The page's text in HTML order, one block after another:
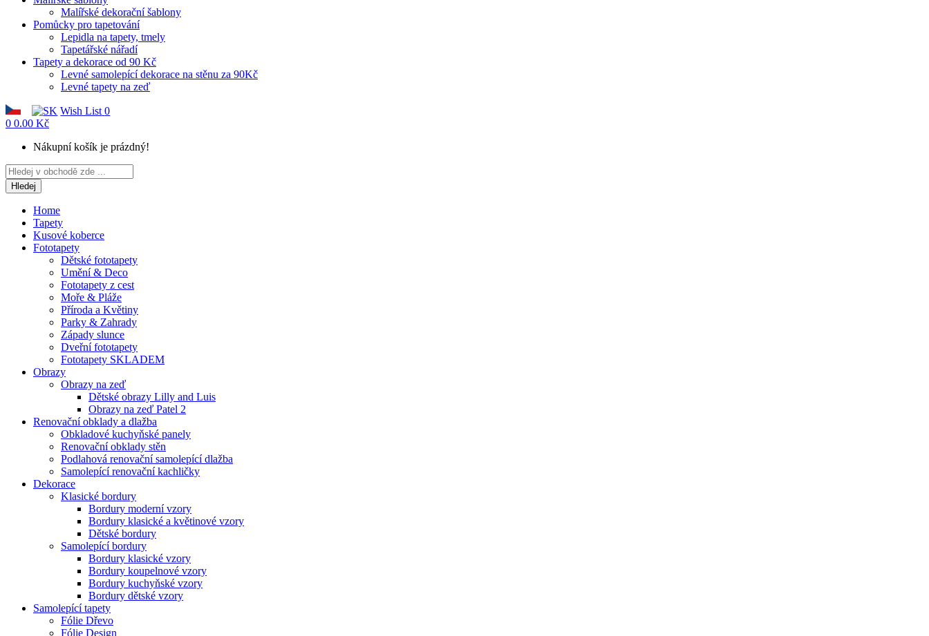
Malířské dekorační šablony
Pomůcky pro tapetování
Lepidla na tapety, tmely
Tapetářské nářadí
Tapety a dekorace od 90 Kč
Levné samolepící dekorace na stěnu za 90Kč
Levné tapety na zeď
Wish List 0
0 0.00 Kč
Nákupní košík je prázdný!
Hledej
Home
Tapety
Kusové koberce
Fototapety
Dětské fototapety
Umění & Deco
Fototapety z cest
Moře & Pláže
Příroda a Květiny
Parky & Zahrady
Západy slunce
Dveřní fototapety
Fototapety SKLADEM
Obrazy
Obrazy na zeď
Dětské obrazy Lilly and Luis
Obrazy na zeď Patel 2
Renovační obklady a dlažba
Obkladové kuchyňské panely
Renovační obklady stěn
Podlahová renovační samolepící dlažba
Samolepící renovační kachličky
Dekorace
Klasické bordury
Bordury moderní vzory
Bordury klasické a květinové vzory
Dětské bordury
Samolepící bordury
Bordury klasické vzory
Bordury koupelnové vzory
Bordury kuchyňské vzory
Bordury dětské vzory
Samolepící tapety
Fólie Dřevo
Fólie Design